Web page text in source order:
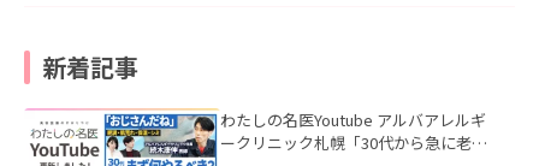
新着記事
わたしの名医Youtube アルバアレルギ
ークリニック札幌「30代から急に老け